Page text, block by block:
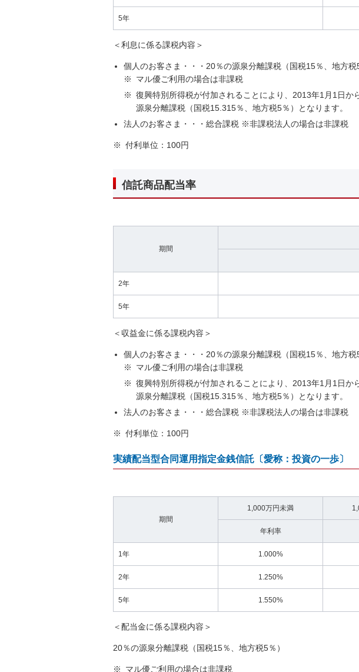
5年
＜利息に係る課税内容＞
個人のお客さま・・・20％の源泉分離課税（国税15％、地方税5
※
マル優ご利用の場合は非課税
※ 復興特別所得税が付加されることにより、2013年1月1日
源泉分離課税（国税15.315％、地方税5％）となります。
法人のお客さま・・・総合課税 ※非課税法人の場合は非課税
※ 付利単位：100円
信託商品配当率
期間
2年
5年
＜収益金に係る課税内容＞
個人のお客さま・・・20％の源泉分離課税（国税15％、地方税5
※
マル優ご利用の場合は非課税
※ 復興特別所得税が付加されることにより、2013年1月1日
源泉分離課税（国税15.315％、地方税5％）となります。
法人のお客さま・・・総合課税 ※非課税法人の場合は非課税
※ 付利単位：100円
実績配当型合同運用指定金銭信託〔愛称：投資の一歩〕
期間
1,000万円未満
年利率
1年 1.000%
2年 1.250%
5年 1.550%
＜配当金に係る課税内容＞
20％の源泉分離課税（国税15％、地方税5％）
※ マル優ご利用の場合は非課税